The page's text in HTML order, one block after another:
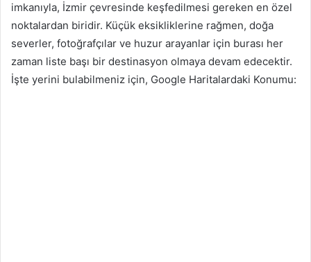
imkanıyla, İzmir çevresinde keşfedilmesi gereken en özel
noktalardan biridir. Küçük eksikliklerine rağmen, doğa
severler, fotoğrafçılar ve huzur arayanlar için burası her
zaman liste başı bir destinasyon olmaya devam edecektir.
İşte yerini bulabilmeniz için, Google Haritalardaki Konumu: